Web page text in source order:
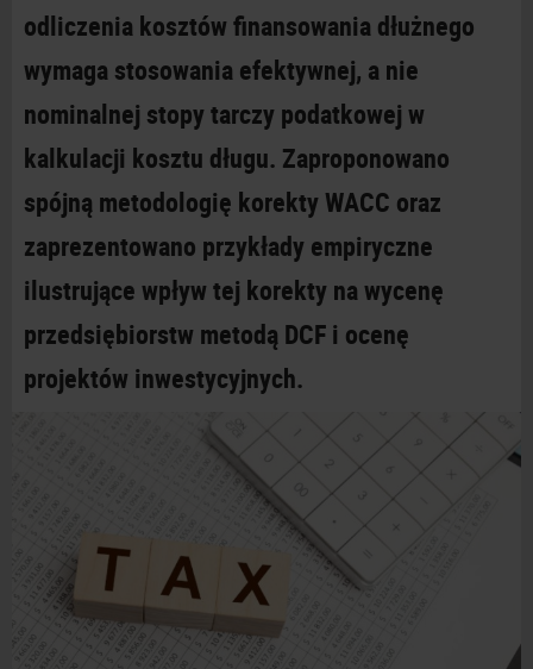
odliczenia kosztów finansowania dłużnego
wymaga stosowania efektywnej, a nie
nominalnej stopy tarczy podatkowej w
kalkulacji kosztu długu. Zaproponowano
spójną metodologię korekty WACC oraz
zaprezentowano przykłady empiryczne
ilustrujące wpływ tej korekty na wycenę
przedsiębiorstw metodą DCF i ocenę
projektów inwestycyjnych.